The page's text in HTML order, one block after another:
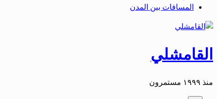
المسافات بين المدن
القامشلي
منذ ١٩٩٩ مستمرون